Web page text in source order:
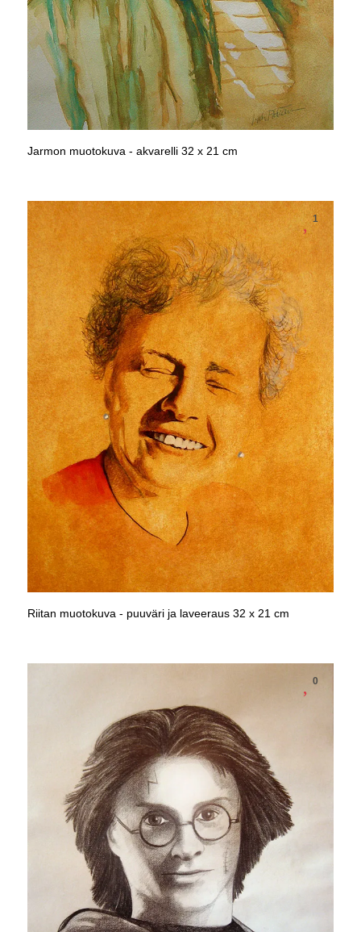
Jarmon muotokuva - akvarelli 32 x 21 cm
1
Riitan muotokuva - puuväri ja laveeraus 32 x 21 cm
0